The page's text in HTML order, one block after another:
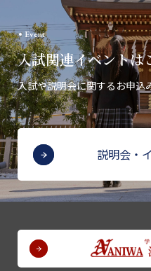
Event
入試関連イベントは
入試や説明会に関するお申込
説明会・